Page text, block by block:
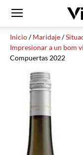
Inicio/Maridaje/
Impresionar a un bom
Compuertas 2022